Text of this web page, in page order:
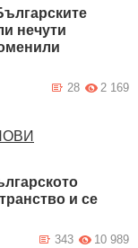
нечути
2 169
28
и се
10 989
343